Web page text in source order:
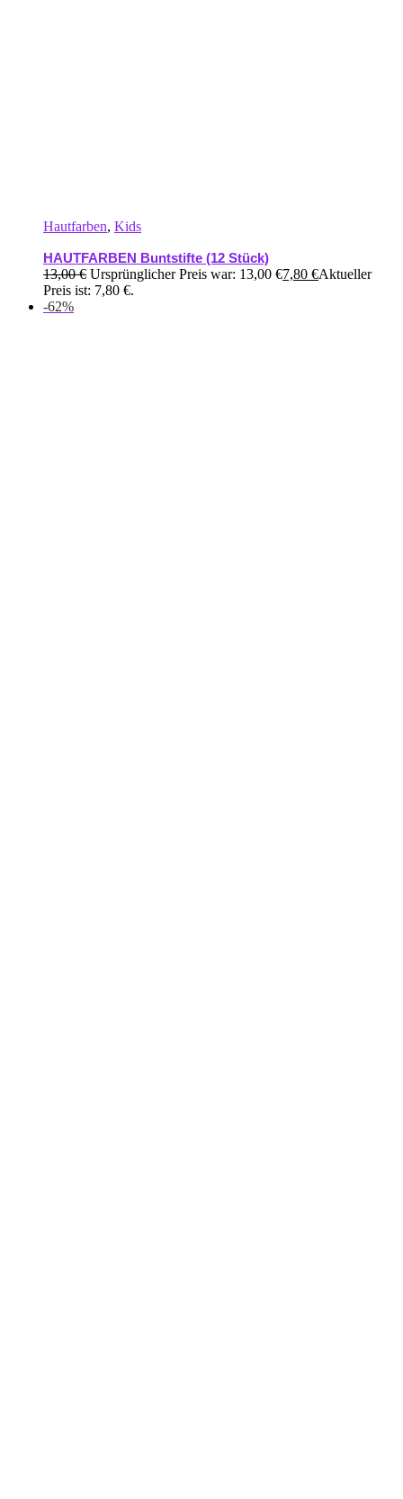
Hautfarben, Kids
HAUTFARBEN Buntstifte (12 Stück)
13,00€ Ursprünglicher Preis war: 13,00 €7,80 €Aktueller
Preis ist: 7,80 €.
-62%